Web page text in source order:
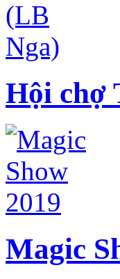
Hội chợ
Magic